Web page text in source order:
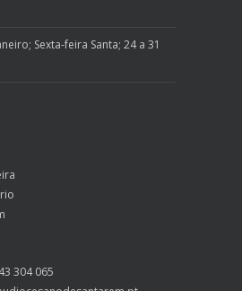
Sexta-feira Santa; 24 a 31
304 065